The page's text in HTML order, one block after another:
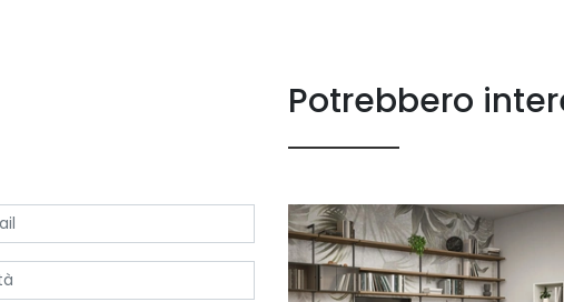
Potrebbero